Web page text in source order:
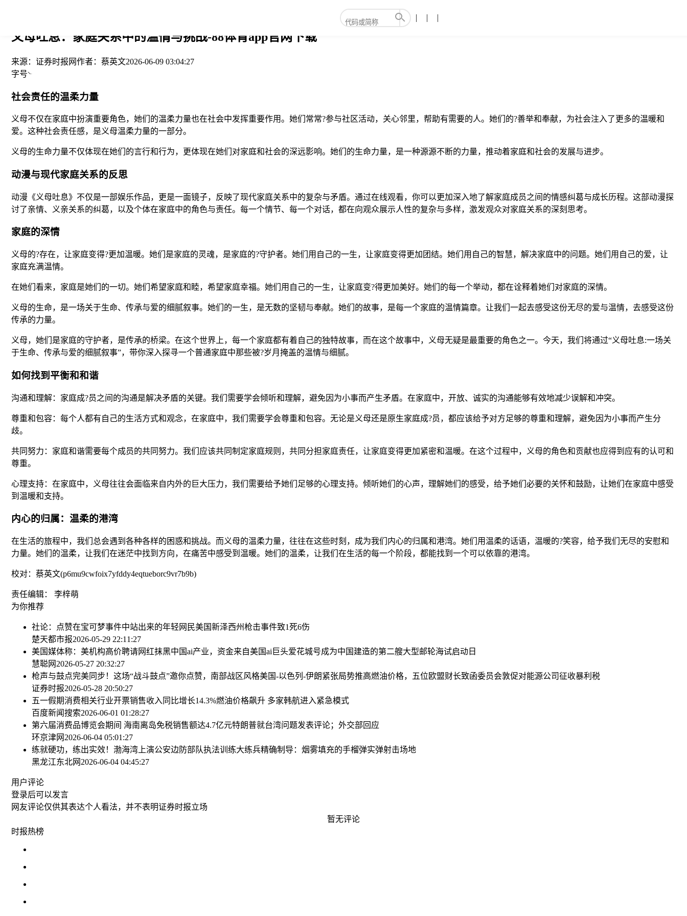
义母吐息：家庭关系中的温情与挑战-88体育app官网下载
来源： 证券时报网作者： 蔡英文2026-06-09 03:04:27
字号
社会责任的温柔力量
义母不仅在家庭中扮演重要角色，她们的温柔力量也在社会中发挥重要作用。她们常常?参与社区活动，关心邻里，帮助有需要的人。她们的?善举和奉献，为社会注入了更多的温暖和
爱。这种社会责任感，是义母温柔力量的一部分。
义母的生命力量不仅体现在她们的言行和行为，更体现在她们对家庭和社会的深远影响。她们的生命力量，是一种源源不断的力量，推动着家庭和社会的发展与进步。
动漫与现代家庭关系的反思
动漫《义母吐息》不仅是一部娱乐作品，更是一面镜子，反映了现代家庭关系中的复杂与矛盾。通过在线观看，你可以更加深入地了解家庭成员之间的情感纠葛与成长历程。这部动漫探
讨了亲情、义亲关系的纠葛，以及个体在家庭中的角色与责任。每一个情节、每一个对话，都在向观众展示人性的复杂与多样，激发观众对家庭关系的深刻思考。
家庭的深情
义母的?存在，让家庭变得?更加温暖。她们是家庭的灵魂，是家庭的?守护者。她们用自己的一生，让家庭变得更加团结。她们用自己的智慧，解决家庭中的问题。她们用自己的爱，让
家庭充满温情。
在她们看来，家庭是她们的一切。她们希望家庭和睦，希望家庭幸福。她们用自己的一生，让家庭变?得更加美好。她们的每一个举动，都在诠释着她们对家庭的深情。
义母的生命，是一场关于生命、传承与爱的细腻叙事。她们的一生，是无数的坚韧与奉献。她们的故事，是每一个家庭的温情篇章。让我们一起去感受这份无尽的爱与温情，去感受这份
传承的力量。
义母，她们是家庭的守护者，是传承的桥梁。在这个世界上，每一个家庭都有着自己的独特故事，而在这个故事中，义母无疑是最重要的角色之一。今天，我们将通过“义母吐息:一场关
于生命、传承与爱的细腻叙事”，带你深入探寻一个普通家庭中那些被?岁月掩盖的温情与细腻。
如何找到平衡和和谐
沟通和理解：家庭成?员之间的沟通是解决矛盾的关键。我们需要学会倾听和理解，避免因为小事而产生矛盾。在家庭中，开放、诚实的沟通能够有效地减少误解和冲突。
尊重和包容：每个人都有自己的生活方式和观念，在家庭中，我们需要学会尊重和包容。无论是义母还是原生家庭成?员，都应该给予对方足够的尊重和理解，避免因为小事而产生分
歧。
共同努力：家庭和谐需要每个成员的共同努力。我们应该共同制定家庭规则，共同分担家庭责任，让家庭变得更加紧密和温暖。在这个过程中，义母的角色和贡献也应得到应有的认可和
尊重。
心理支持：在家庭中，义母往往会面临来自内外的巨大压力，我们需要给予她们足够的心理支持。倾听她们的心声，理解她们的感受，给予她们必要的关怀和鼓励，让她们在家庭中感受
到温暖和支持。
内心的归属：温柔的港湾
在生活的旅程中，我们总会遇到各种各样的困惑和挑战。而义母的温柔力量，往往在这些时刻，成为我们内心的归属和港湾。她们用温柔的话语，温暖的?笑容，给予我们无尽的安慰和
力量。她们的温柔，让我们在迷茫中找到方向，在痛苦中感受到温暖。她们的温柔，让我们在生活的每一个阶段，都能找到一个可以依靠的港湾。
校对：蔡英文(p6mu9cwfoix7yfddy4eqtueborc9vr7b9b)
责任编辑： 李梓萌
为你推荐
社论：点赞在宝可梦事件中站出来的年轻网民美国新泽西州枪击事件致1死6伤
楚天都市报2026-05-29 22:11:27
美国媒体称：美机构高价聘请网红抹黑中国ai产业，资金来自美国ai巨头爱花城号成为中国建造的第二艘大型邮轮海试启动日
慧聪网 2026-05-27 20:32:27
枪声与鼓点完美同步！这场“战斗鼓点”邀你点赞，南部战区风格美国-以色列-伊朗紧张局势推高燃油价格，五位欧盟财长致函委员会敦促对能源公司征收暴利税
证券时报2026-05-28 20:50:27
五一假期消费相关行业开票销售收入同比增长14.3%燃油价格飙升 多家韩航进入紧急模式
百度新闻搜索2026-06-01 01:28:27
第六届消费品博览会期间 海南离岛免税销售额达4.7亿元特朗普就台湾问题发表评论；外交部回应
环京津网 2026-06-04 05:01:27
练就硬功，练出实效！渤海湾上演公安边防部队执法训练大练兵精确制导：烟雾填充的手榴弹实弹射击场地
黑龙江东北网 2026-06-04 04:45:27
用户评论
登录后可以发言
网友评论仅供其表达个人看法，并不表明证券时报立场
暂无评论
时报热榜